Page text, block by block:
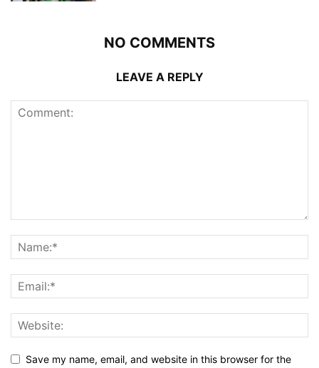
NO COMMENTS
LEAVE A REPLY
Save my name, email, and website in this browser for the